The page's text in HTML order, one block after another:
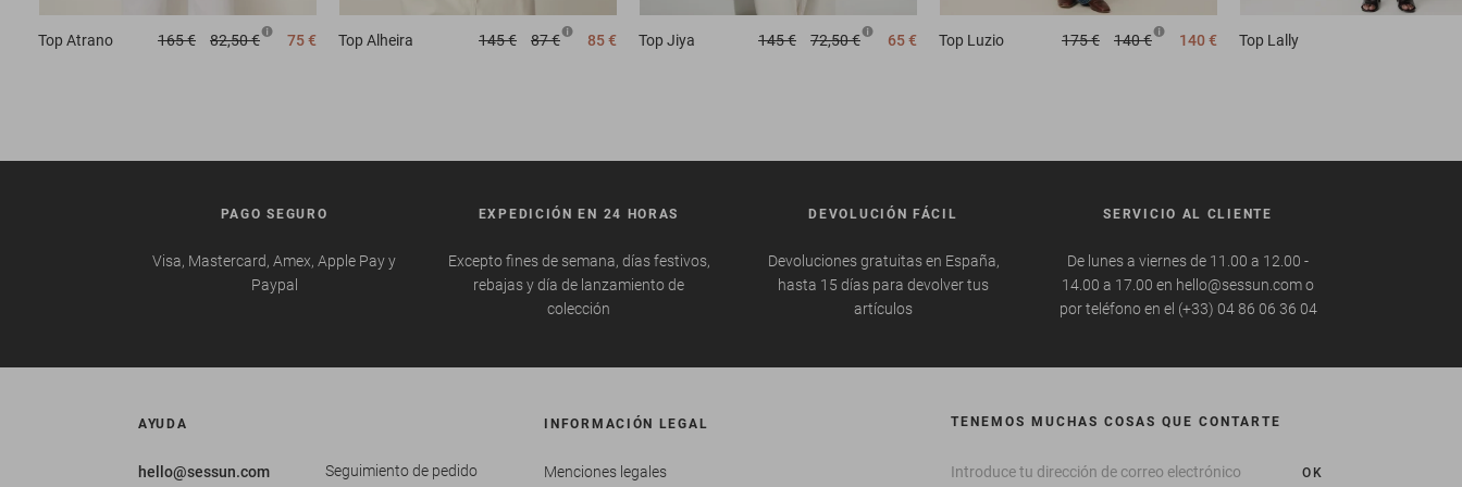
Top Atrano 165 € 82,50 € 75 € Top Alheira 145 € 87 € 85 € Top Jiya 145 € 72,50 € 65 € Top Luzio 175 € 140 € 140 € Top Lally
PAGO SEGURO
Visa, Mastercard, Amex, Apple Pay y
Paypal
EXPEDICIÓN EN 24 HORAS
Excepto fines de semana, días festivos,
rebajas y día de lanzamiento de
colección
DEVOLUCIÓN FÁCIL
Devoluciones gratuitas en España,
hasta 15 días para devolver tus
artículos
SERVICIO AL CLIENTE
De lunes a viernes de 11.00 a 12.00 -
14.00 a 17.00 en hello@sessun.com o
por teléfono en el (+33) 04 86 06 36 04
AYUDA
hello@sessun.com
Seguimiento de pedido
INFORMACIÓN LEGAL
Menciones legales
TENEMOS MUCHAS COSAS QUE CONTARTE
OK